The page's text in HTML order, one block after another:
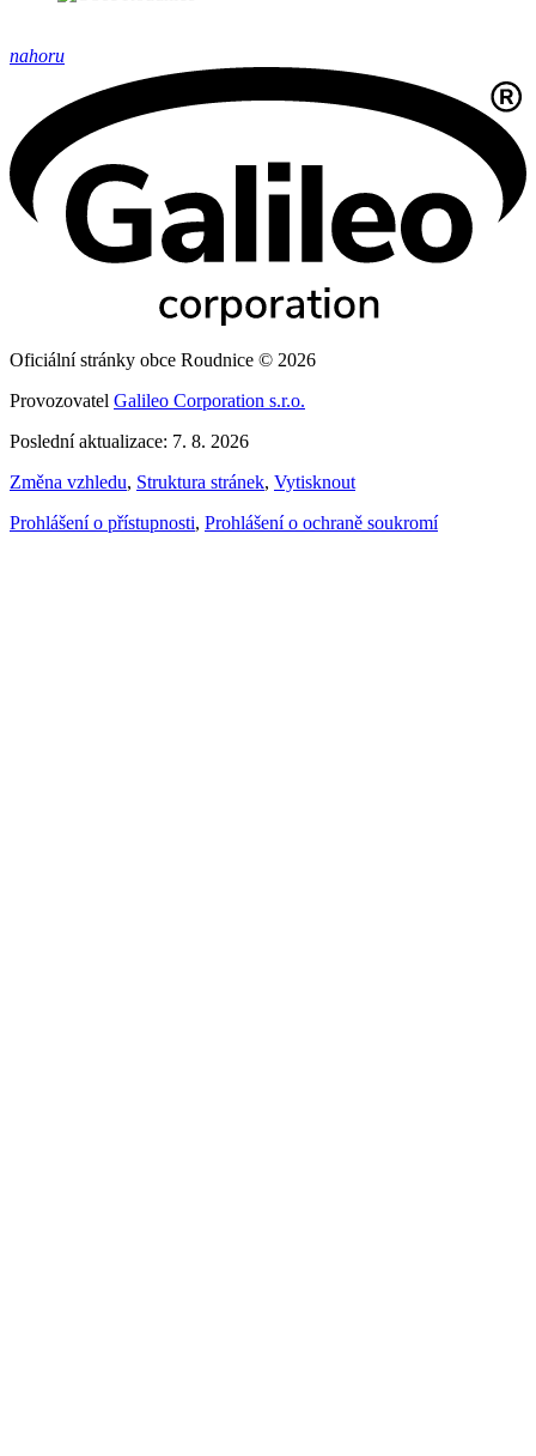
nahoru
Oficiální stránky obce Roudnice © 2026
Provozovatel Galileo Corporation s.r.o.
Poslední aktualizace: 7. 8. 2026
Změna vzhledu, Struktura stránek, Vytisknout
Prohlášení o přístupnosti, Prohlášení o ochraně soukromí